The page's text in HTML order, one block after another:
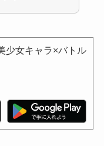
少女キャラ×バトル